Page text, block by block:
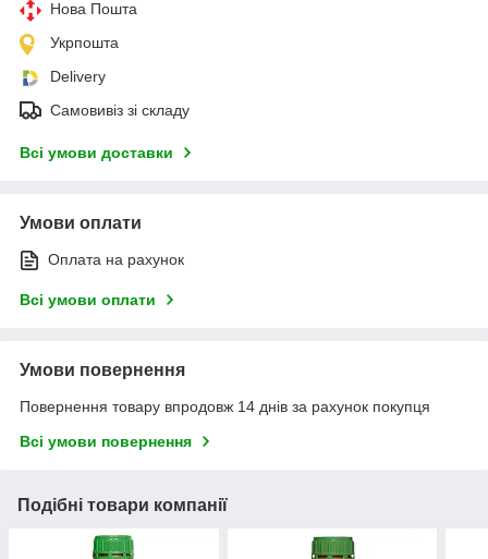
Нова Пошта
Укрпошта
Delivery
Самовивіз зі складу
Всі умови доставки
Умови оплати
Оплата на рахунок
Всі умови оплати
Умови повернення
Повернення товару впродовж 14 днів за рахунок покупця
Всі умови повернення
Подібні товари компанії